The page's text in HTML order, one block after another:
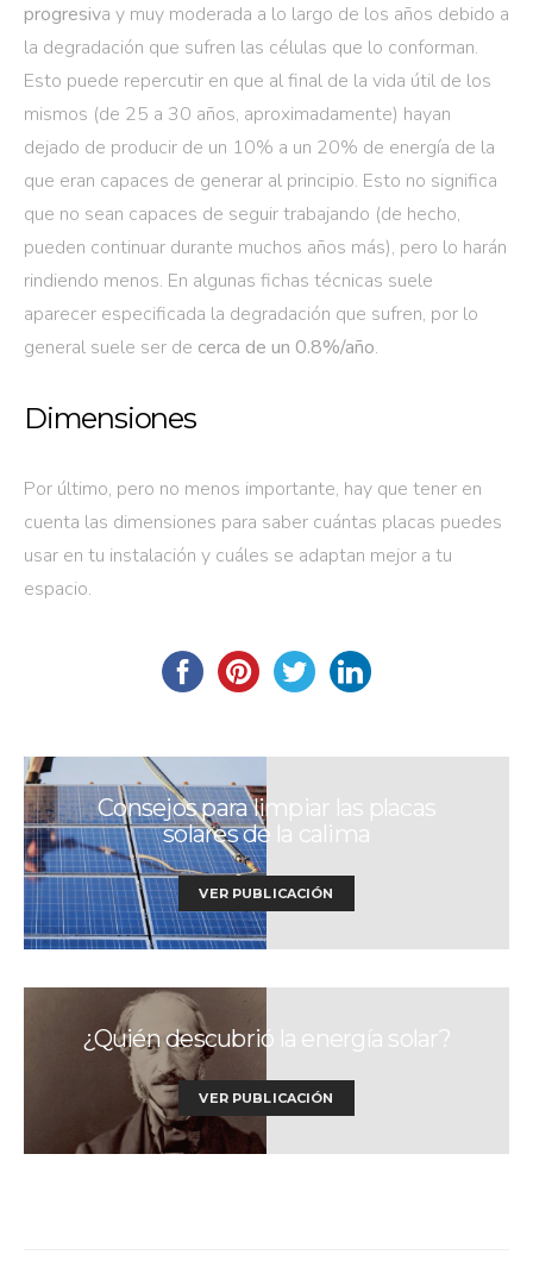
progresiva y muy moderada a lo largo de los años debido a
la degradación que sufren las células que lo conforman.
Esto puede repercutir en que al final de la vida útil de los
mismos (de 25 a 30 años, aproximadamente) hayan
dejado de producir de un 10% a un 20% de energía de la
que eran capaces de generar al principio. Esto no significa
que no sean capaces de seguir trabajando (de hecho,
pueden continuar durante muchos años más), pero lo harán
rindiendo menos. En algunas fichas técnicas suele
aparecer especificada la degradación que sufren, por lo
general suele ser de cerca de un 0.8%/año.
Dimensiones
Por último, pero no menos importante, hay que tener en
cuenta las dimensiones para saber cuántas placas puedes
usar en tu instalación y cuáles se adaptan mejor a tu
espacio.
Consejos para limpiar las placas
solares de la calima
VER PUBLICACIÓN
¿Quién descubrió la energía solar?
VER PUBLICACIÓN